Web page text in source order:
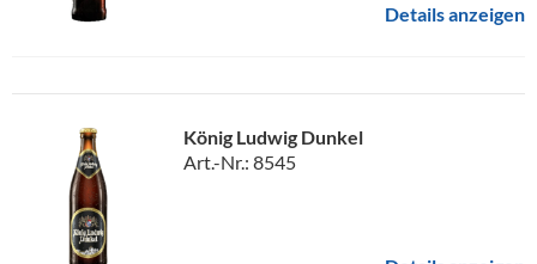
Details anzeigen
König Ludwig Dunkel
Art.-Nr.: 8545